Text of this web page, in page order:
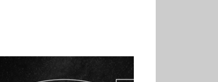
investissements pour
réduire sa consommation
d’eau